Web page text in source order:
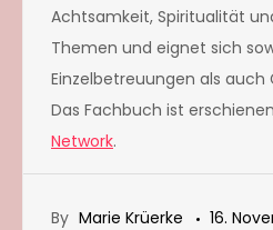
Achtsamkeit, Spiritualität
Themen und eignet sich
Einzelbetreuungen als
Das Fachbuch ist
Network.
By Marie Krüerke
16.